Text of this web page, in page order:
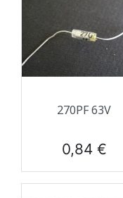
270PF 63V
Prix
0,84 €